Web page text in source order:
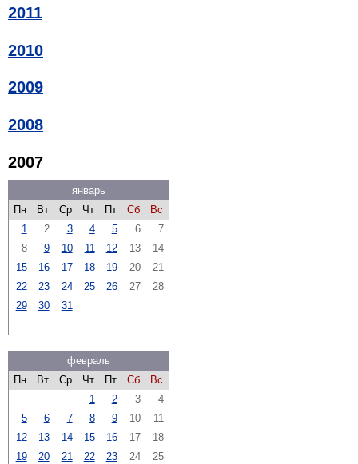
2011
2010
2009
2008
2007
январь
Пн
Вт Ср Чт Пт Сб
Вс
1
2 3 4 5 6
7
8
9 10 11 12 13
14
15
16 17 18 19 20
21
22
23 24 25 26 27
28
29
30 31
февраль
Пн
Вт Ср Чт Пт Сб
Вс
1
2 3
4
5
6 7 8 9 10
11
12
13 14 15 16 17
18
19
20 21 22 23 24
25